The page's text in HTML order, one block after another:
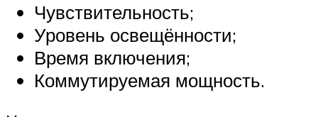
Чувствительность;
Уровень освещённости;
Время включения;
Коммутируемая мощность.